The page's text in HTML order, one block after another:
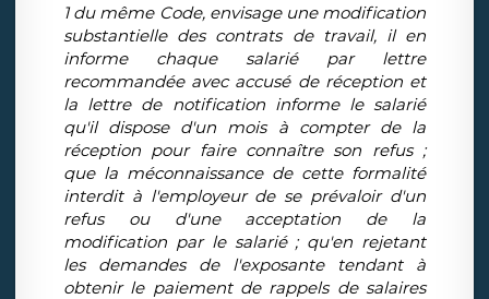
1 du même Code, envisage une modification
substantielle des contrats de travail, il en
informe chaque salarié par lettre
recommandée avec accusé de réception et
la lettre de notification informe le salarié
qu'il dispose d'un mois à compter de la
réception pour faire connaître son refus ;
que la méconnaissance de cette formalité
interdit à l'employeur de se prévaloir d'un
refus ou d'une acceptation de la
modification par le salarié ; qu'en rejetant
les demandes de l'exposante tendant à
obtenir le paiement de rappels de salaires